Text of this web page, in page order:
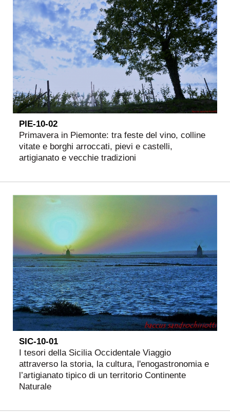
PIE-10-02
Primavera in Piemonte: tra feste del vino, colline
vitate e borghi arroccati, pievi e castelli,
artigianato e vecchie tradizioni
SIC-10-01
I tesori della Sicilia Occidentale Viaggio
attraverso la storia, la cultura, l'enogastronomia e
l’artigianato tipico di un territorio Continente
Naturale